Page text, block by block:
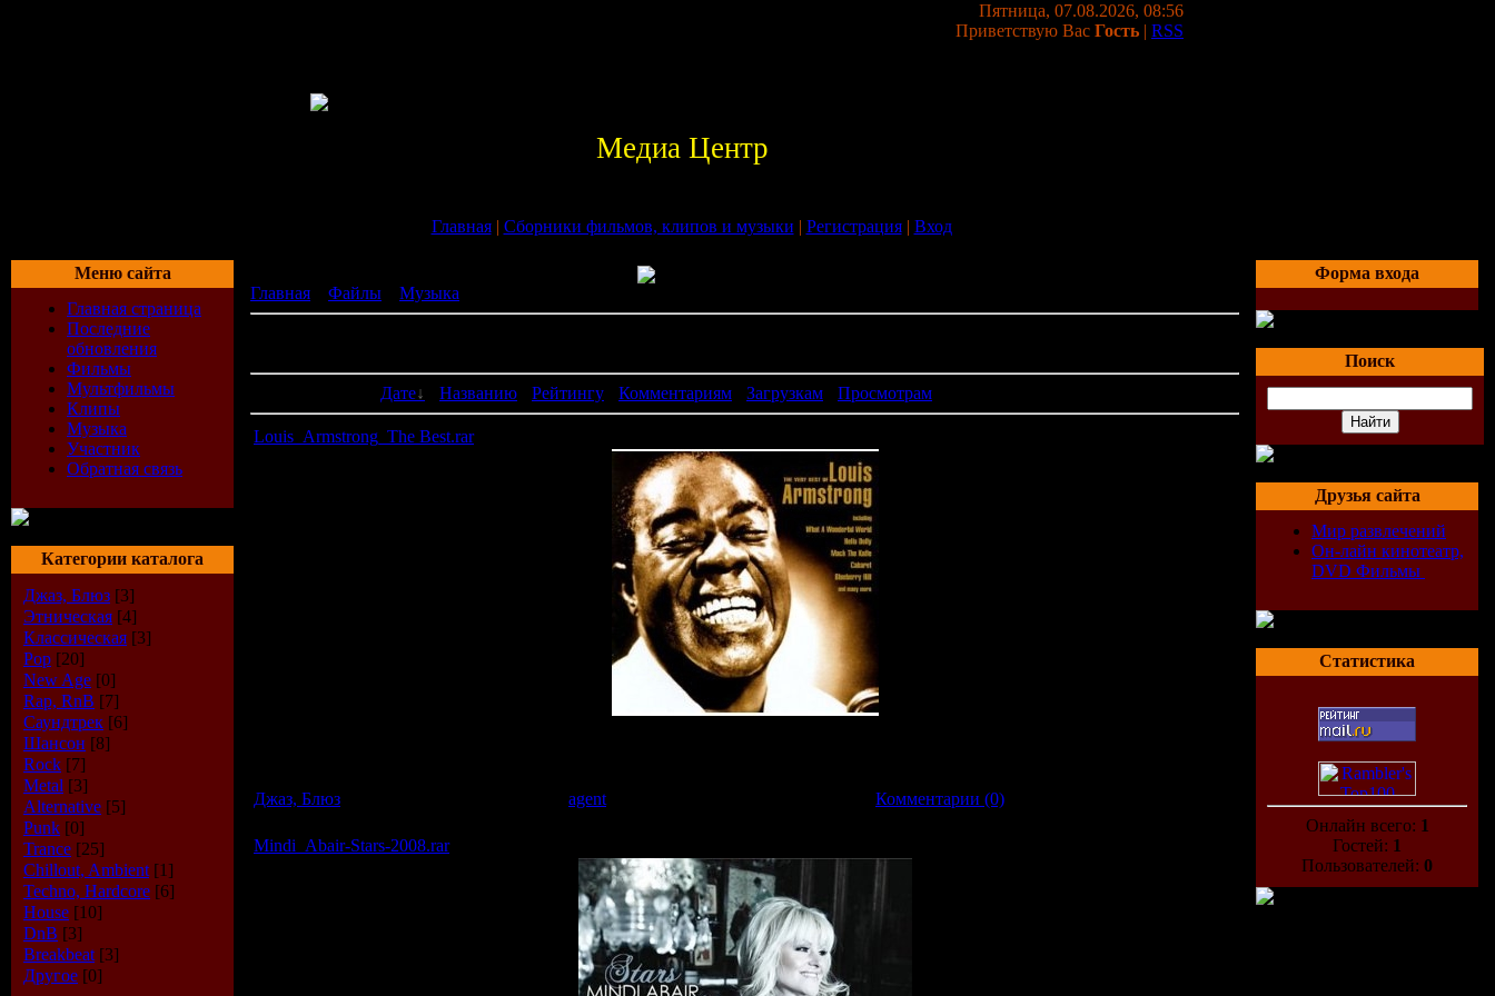
Пятница, 07.08.2026, 08:56
Приветствую Вас Гость | RSS
Медиа Центр
Главная| Сборники фильмов, клипов и музыки | Регистрация| Вход
Меню сайта
Главная страница
Последние
обновления
Фильмы
Мультфильмы
Клипы
Музыка
Участник
Обратная связь
Категории каталога
Джаз, Блюз [3]
Этническая [4]
Классическая [3]
Pop [20]
New Age [0]
Rap, RnB [7]
Саундтрек [6]
Шансон [8]
Rock [7]
Metal [3]
Alternative [5]
Punk [0]
Trance [25]
Chillout, Ambient [1]
Techno, Hardcore [6]
House [10]
DnB [3]
Breakbeat [3]
Другое [0]
Главная Файлы Музыка
Дате Названию Рейтингу Комментариям Загрузкам Просмотрам
Louis_Armstrong_The Best.rar
Джаз, Блюз agent Комментарии (0)
Mindi_Abair-Stars-2008.rar
Форма входа
Поиск
Друзья сайта
Мир развлечений
Он-лайн кинотеатр,
DVD Фильмы
Статистика
Онлайн всего: 1
Гостей: 1
Пользователей: 0